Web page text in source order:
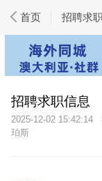
首页 招聘求职
招聘求职信息
2025-12-02 15:42:14
珀斯